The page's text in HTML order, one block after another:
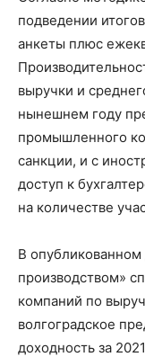
подведении
анкеты плюс
выручки и
нынешнем году
промышленного
санкции, и с
доступ к
на количестве
В
производством»
компаний по
волгоградское
доходность за